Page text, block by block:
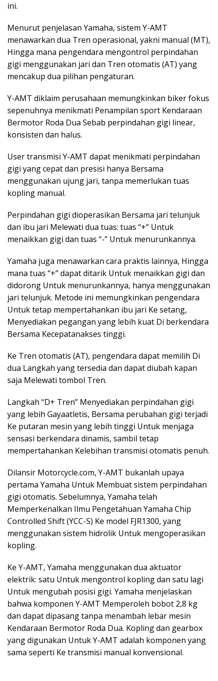
ini.
Menurut penjelasan Yamaha, sistem Y-AMT
menawarkan dua Tren operasional, yakni manual (MT),
Hingga mana pengendara mengontrol perpindahan
gigi menggunakan jari dan Tren otomatis (AT) yang
mencakup dua pilihan pengaturan.
Y-AMT diklaim perusahaan memungkinkan biker fokus
sepenuhnya menikmati Penampilan sport Kendaraan
Bermotor Roda Dua Sebab perpindahan gigi linear,
konsisten dan halus.
User transmisi Y-AMT dapat menikmati perpindahan
gigi yang cepat dan presisi hanya Bersama
menggunakan ujung jari, tanpa memerlukan tuas
kopling manual.
Perpindahan gigi dioperasikan Bersama jari telunjuk
dan ibu jari Melewati dua tuas: tuas “+” Untuk
menaikkan gigi dan tuas “-” Untuk menurunkannya.
Yamaha juga menawarkan cara praktis lainnya, Hingga
mana tuas “+” dapat ditarik Untuk menaikkan gigi dan
didorong Untuk menurunkannya, hanya menggunakan
jari telunjuk. Metode ini memungkinkan pengendara
Untuk tetap mempertahankan ibu jari Ke setang,
Menyediakan pegangan yang lebih kuat Di berkendara
Bersama Kecepatanakses tinggi.
Ke Tren otomatis (AT), pengendara dapat memilih Di
dua Langkah yang tersedia dan dapat diubah kapan
saja Melewati tombol Tren.
Langkah “D+ Tren” Menyediakan perpindahan gigi
yang lebih Gayaatletis, Bersama perubahan gigi terjadi
Ke putaran mesin yang lebih tinggi Untuk menjaga
sensasi berkendara dinamis, sambil tetap
mempertahankan Kelebihan transmisi otomatis penuh.
Dilansir Motorcycle.com, Y-AMT bukanlah upaya
pertama Yamaha Untuk Membuat sistem perpindahan
gigi otomatis. Sebelumnya, Yamaha telah
Memperkenalkan Ilmu Pengetahuan Yamaha Chip
Controlled Shift (YCC-S) Ke model FJR1300, yang
menggunakan sistem hidrolik Untuk mengoperasikan
kopling.
Ke Y-AMT, Yamaha menggunakan dua aktuator
elektrik: satu Untuk mengontrol kopling dan satu lagi
Untuk mengubah posisi gigi. Yamaha menjelaskan
bahwa komponen Y-AMT Memperoleh bobot 2,8 kg
dan dapat dipasang tanpa menambah lebar mesin
Kendaraan Bermotor Roda Dua. Kopling dan gearbox
yang digunakan Untuk Y-AMT adalah komponen yang
sama seperti Ke transmisi manual konvensional.